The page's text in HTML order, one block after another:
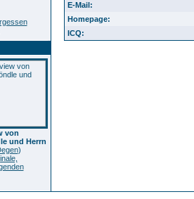
von
und Herrn
)
E-Mail:
Homepage:
ICQ: